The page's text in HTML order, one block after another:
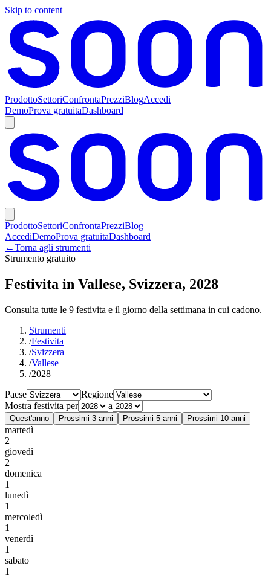
Skip to content
ProdottoSettoriConfrontaPrezziBlogAccedi
DemoProva gratuitaDashboard
ProdottoSettoriConfrontaPrezziBlog
AccediDemoProva gratuitaDashboard
←Torna agli strumenti
Strumento gratuito
Festivita in Vallese, Svizzera, 2028
Consulta tutte le 9 festivita e il giorno della settimana in cui cadono.
Strumenti
/Festivita
/Svizzera
/Vallese
/2028
Paese
Regione
Mostra festivita per
a
Quest'anno Prossimi 3 anni Prossimi 5 anni Prossimi 10 anni
martedì
2
giovedì
2
domenica
1
lunedì
1
mercoledì
1
venerdì
1
sabato
1